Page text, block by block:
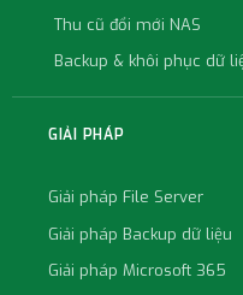
Thu cũ đổi mới NAS
Backup & khôi phục dữ
GIẢI PHÁP
Giải pháp File Server
Giải pháp Backup dữ liệu
Giải pháp Microsoft 365